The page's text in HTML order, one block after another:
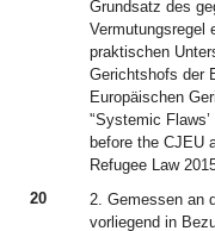
Grundsatz des
Vermutungsregel
praktischen
Gerichtshofs der
Europäischen
ʹ‘Systemic
before the CJEU
Refugee Law
20
2. Gemessen an
vorliegend in